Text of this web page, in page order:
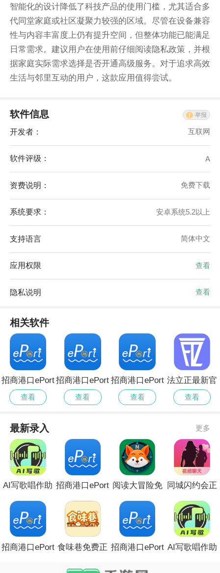
智能化的设计降低了科技产品的使用门槛，尤其适合多
代同堂家庭或社区凝聚力较强的区域。尽管在设备兼容
性与内容丰富度上仍有提升空间，但整体功能已能满足
日常需求。建议用户在使用前仔细阅读隐私政策，并根
据家庭实际需求选择是否开通高级服务。对于追求高效
生活与邻里互动的用户，这款应用值得尝试。
软件信息 举报
开发者： 互联网
软件评级： A
资费说明： 免费下载
系统要求： 安卓系统5.2以上
支持语言 简体中文
应用权限 查看
隐私说明 查看
相关软件
招商港口ePort
无会员
查看
招商港口ePort
会员免登录
查看
招商港口ePort
全新版本
查看
法立正最新官
方
查看
最新录入 更多
AI写歌唱作助 招商港口ePort 阅读大冒险免 同城闪约会正
招商港口ePort 食味巷免费正 招商港口ePort AI写歌唱作助